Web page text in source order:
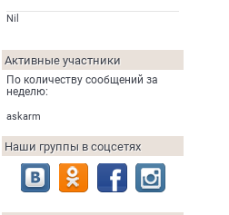
Nil
Активные участники
По количеству сообщений за
неделю:
askarm
Наши группы в соцсетях